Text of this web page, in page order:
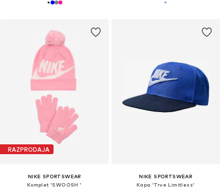
RAZPRODAJA
NIKE SPORTSWEAR
Komplet 'SWOOSH '
NIKE SPORTSWEAR
Kapa 'True Limitless'